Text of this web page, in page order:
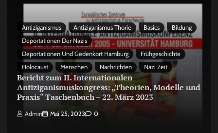
Antiziganismus Antiziganismus Thorie Basics
Bildung
Deportationen Der Nazis
Deportationen Und Gedenkort Hamburg
Frühgeschichte
Holocaust
Menschen Nachrichten Nazi Zeit
Bericht zum II. Internationalen
Antiziganismuskongress: „Theorien, Modelle und
Praxis“ Taschenbuch – 22. März 2023
Admin Mai 25, 2023 0